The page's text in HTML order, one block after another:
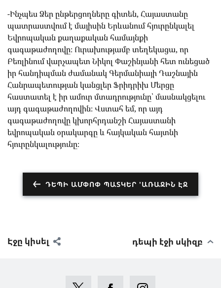
-Ինչպես Ձեր ընթերցողները գիտեն, Հայաստանը
պատրաստվում է մայիսին Երևանում հյուրընկալել
Եվրոպական քաղաքական համայնքի
գագաթաժողովը։ Ուրախությամբ տեղեկացա, որ
Բեռլինում վարչապետ Նիկոլ Փաշինյանի հետ ունեցած
իր հանդիպման ժամանակ Գերմանիայի Դաշնային
Հանրապետության կանցլեր Ֆրիդրիխ Մերցը
հաստատել է իր ամուր մտադրությունը՝ մասնակցելու
այդ գագաթաժողովին։ Վստահ եմ, որ այդ
գագաթաժողովը կխորհրդանշի Հայաստանի
եվրոպական օրակարգը և հայկական հայտնի
հյուրընկալությունը։
ԴԵՊԻ ԱՄՓՈՓ ՊԱՏԿԵՐ 'ԱՌԱՋԻՆ ԷՋ
Էջը կիսել դեպի էջի սկիզբ